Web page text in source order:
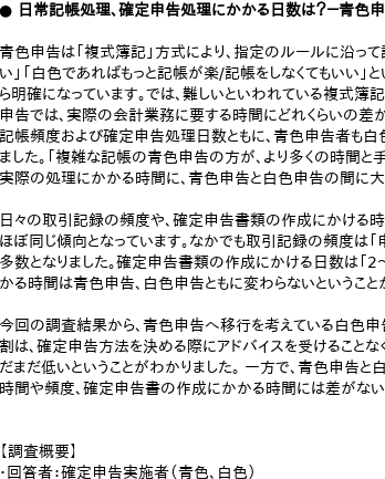
● 日常記帳処理、確定申告処理にかかる日数は？－青色
青色申告は「複式簿記」方式により、指定のルールに沿っ
い」「白色であればもっと記帳が楽/記帳をしなくてもいい
ら明確になっています。では、難しいといわれている複式
申告では、実際の会計業務に要する時間にどれくらいの差
記帳頻度および確定申告処理日数ともに、青色申告者も白
ました。「複雑な記帳の青色申告の方が、より多くの時間と
実際の処理にかかる時間に、青色申告と白色申告の間に大
日々の取引記録の頻度や、確定申告書類の作成にかける
ほぼ同じ傾向となっています。なかでも取引記録の頻度は
多数となりました。確定申告書類の作成にかける日数は「
かる時間は青色申告、白色申告ともに変わらないということ
今回の調査結果から、青色申告へ移行を考えている白色
割は、確定申告方法を決める際にアドバイスを受けること
だまだ低いということがわかりました。 一方で、青色申告
時間や頻度、確定申告書の作成にかかる時間には差がない
【調査概要】
・回答者：確定申告実施者（青色、白色）